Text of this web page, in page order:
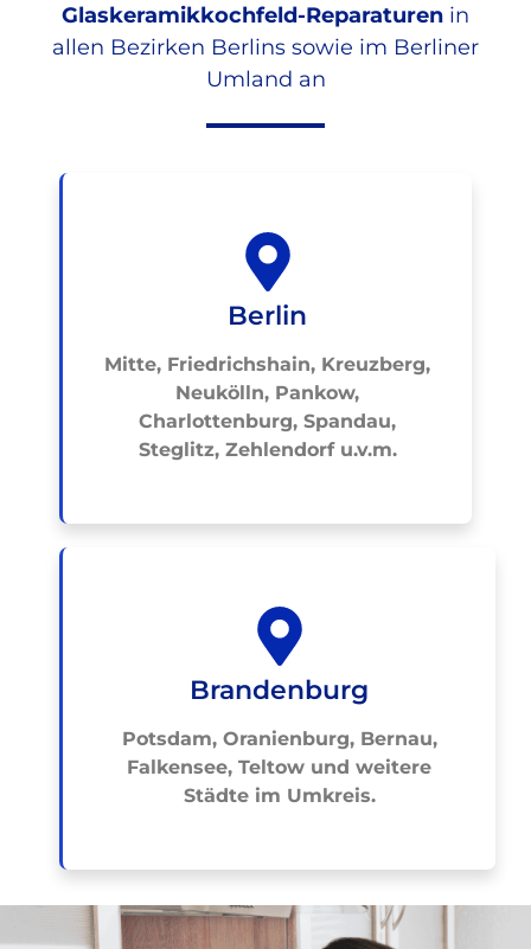
Glaskeramikkochfeld-Reparaturen in
allen Bezirken Berlins sowie im Berliner
Umland an
Berlin
Mitte, Friedrichshain, Kreuzberg,
Neukölln, Pankow,
Charlottenburg, Spandau,
Steglitz, Zehlendorf u.v.m.
Brandenburg
Potsdam, Oranienburg, Bernau,
Falkensee, Teltow und weitere
Städte im Umkreis.